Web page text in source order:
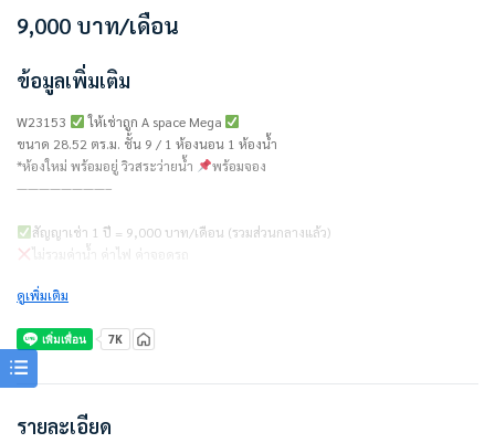
9,000 บาท/เดือน
ข้อมูลเพิ่มเติม
W23153
ให้เช่าถูก A space Mega
ขนาด 28.52 ตร.ม. ชั้น 9 / 1 ห้องนอน 1 ห้องน้ำ
*ห้องใหม่ พร้อมอยู่ วิวสระว่ายน้ำ
พร้อมจอง
————————–
สัญญาเช่า 1 ปี = 9,000 บาท/เดือน (รวมส่วนกลางแล้ว)
ไม่รวมค่าน้ำ ค่าไฟ ค่าจอดรถ
ชำระเงินก่อนเข้าอยู่
– ค่าประกัน 2 เดือน = 18,000 บาท
– รวมทั้งหมด 27,000 บาท
ดูเพิ่มเติม
รายละเอียด